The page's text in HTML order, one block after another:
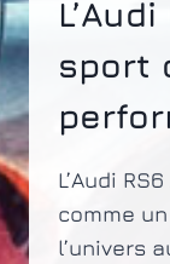
sport
L’Audi
comme
l’univers